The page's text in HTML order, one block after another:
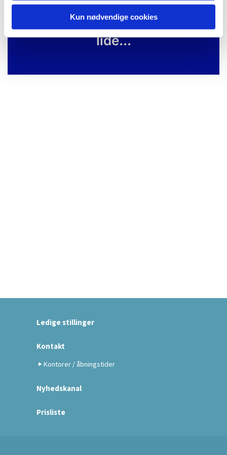
Kun nødvendige cookies
Du vil måske også kunne
lide...
Ledige stillinger
Kontakt
Kontorer / åbningstider
Nyhedskanal
Prisliste